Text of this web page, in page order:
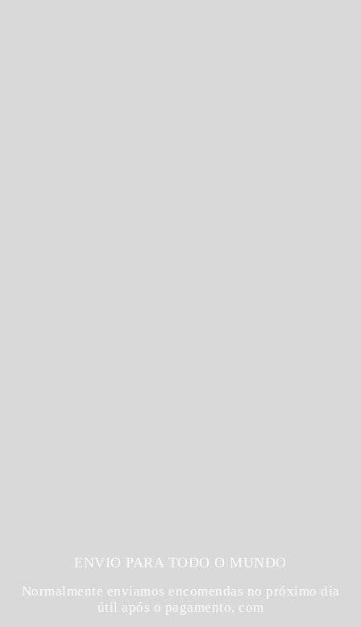
ENVIO PARA TODO O MUNDO
Normalmente enviamos encomendas no próximo dia
útil após o pagamento, com